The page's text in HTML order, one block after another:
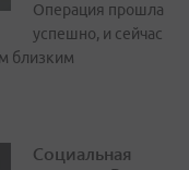
Операция прошла
успешно, и сейчас
близким
Социальная